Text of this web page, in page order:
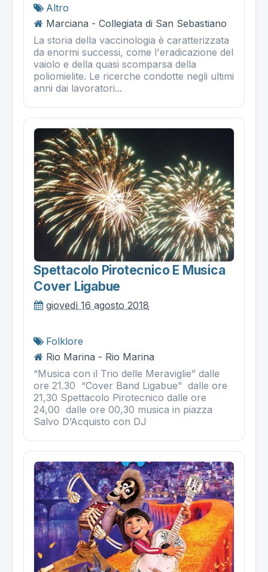
Altro
Marciana - Collegiata di San Sebastiano
La storia della vaccinologia è caratterizzata
da enormi successi, come l'eradicazione del
vaiolo e della quasi scomparsa della
poliomielite. Le ricerche condotte negli ultimi
anni dai lavoratori...
Spettacolo Pirotecnico E Musica
Cover Ligabue
giovedì 16 agosto 2018
Folklore
Rio Marina - Rio Marina
“Musica con il Trio delle Meraviglie” dalle
ore 21.30 “Cover Band Ligabue” dalle ore
21,30 Spettacolo Pirotecnico dalle ore
24,00 dalle ore 00,30 musica in piazza
Salvo D’Acquisto con DJ